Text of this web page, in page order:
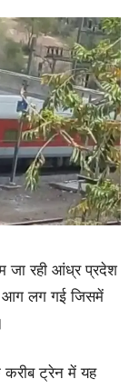
जा रही आंध्र प्रदेश
आग लग गई जिसमें
करीब ट्रेन में यह